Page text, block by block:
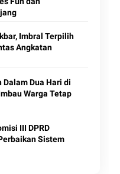
Imbral Terpilih
Angkatan
Dua Hari di
Warga Tetap
III DPRD
Sistem